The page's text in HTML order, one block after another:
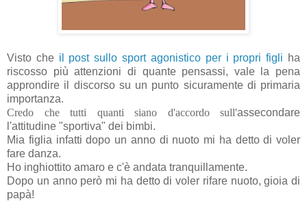
Visto che il post sullo sport agonistico per i propri figli ha
riscosso più attenzioni di quante pensassi, vale la pena
approndire il discorso su un punto sicuramente di primaria
importanza.
Credo che tutti quanti siano d'accordo sull'assecondare
l'attitudine "sportiva" dei bimbi.
Mia figlia infatti dopo un anno di nuoto mi ha detto di voler
fare danza.
Ho inghiottito amaro e c'è andata tranquillamente.
Dopo un anno però mi ha detto di voler rifare nuoto, gioia di
papà!